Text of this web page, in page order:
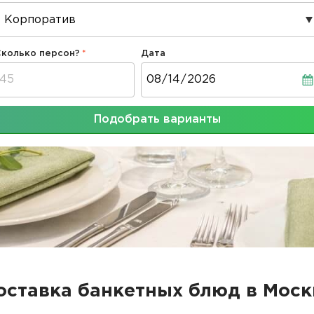
персон? Дата
Подобрать варианты
банкетных блюд в